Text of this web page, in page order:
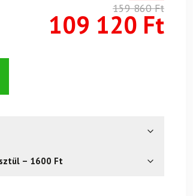
159 860 Ft
109 120 Ft
– 1600 Ft
egyszerűen visszaküldheti 14